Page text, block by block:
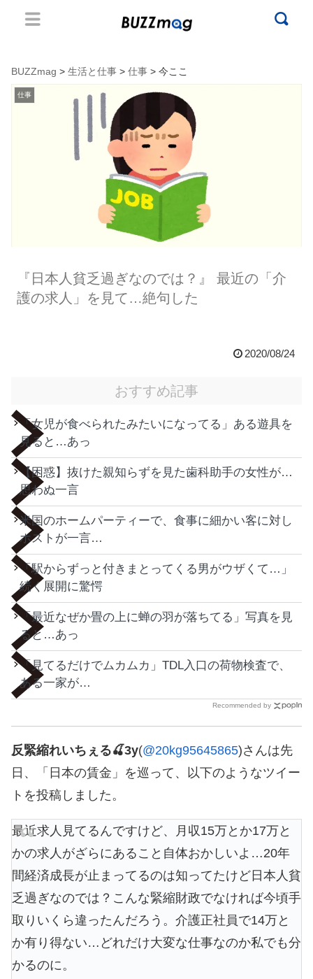
BUZZmag > 生活と仕事 > 仕事 > 今ここ
仕事
『日本人貧乏過ぎなのでは？』 最近の「介
護の求人」を見て…絶句した
2020/08/24
おすすめ記事
「女児が食べられたみたいになってる」ある遊具を
見ると…あっ
【困惑】抜けた親知らずを見た歯科助手の女性が…
思わぬ一言
米国のホームパーティーで、食事に細かい客に対し
ホストが一言…
「駅からずっと付きまとってくる男がウザくて…」
続く展開に驚愕
「最近なぜか畳の上に蝉の羽が落ちてる」写真を見
ると…あっ
「見てるだけでムカムカ」TDL入口の荷物検査で、
ある一家が…
Recommended by
反緊縮れいちぇる🍒3y(@20kg95645865)さんは先
日、「日本の賃金」を巡って、以下のようなツイー
トを投稿しました。
最近求人見てるんですけど、月収15万とか17万と
かの求人がざらにあること自体おかしいよ…20年
間経済成長が止まってるのは知ってたけど日本人貧
乏過ぎなのでは？こんな緊縮財政でなければ今頃手
取りいくら違ったんだろう。介護正社員で14万と
か有り得ない…どれだけ大変な仕事なのか私でも分
かるのに。